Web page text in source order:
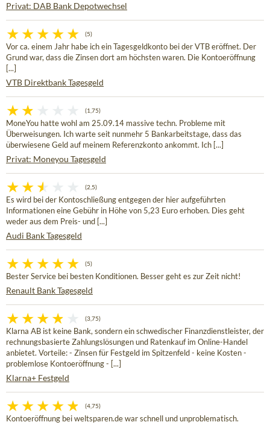
Privat: DAB Bank Depotwechsel
(5)
Vor ca. einem Jahr habe ich ein Tagesgeldkonto bei der VTB eröffnet. Der
Grund war, dass die Zinsen dort am höchsten waren. Die Kontoeröffnung
[...]
VTB Direktbank Tagesgeld
(1,75)
MoneYou hatte wohl am 25.09.14 massive techn. Probleme mit
Überweisungen. Ich warte seit nunmehr 5 Bankarbeitstage, dass das
überwiesene Geld auf meinem Referenzkonto ankommt. Ich [...]
Privat: Moneyou Tagesgeld
(2,5)
Es wird bei der Kontoschließung entgegen der hier aufgeführten
Informationen eine Gebühr in Höhe von 5,23 Euro erhoben. Dies geht
weder aus dem Preis- und [...]
Audi Bank Tagesgeld
(5)
Bester Service bei besten Konditionen. Besser geht es zur Zeit nicht!
Renault Bank Tagesgeld
(3,75)
Klarna AB ist keine Bank, sondern ein schwedischer Finanzdienstleister, der
rechnungsbasierte Zahlungslösungen und Ratenkauf im Online-Handel
anbietet. Vorteile: - Zinsen für Festgeld im Spitzenfeld - keine Kosten -
problemlose Kontoeröffnung - [...]
Klarna+ Festgeld
(4,75)
Kontoeröffnung bei weltsparen.de war schnell und unproblematisch.